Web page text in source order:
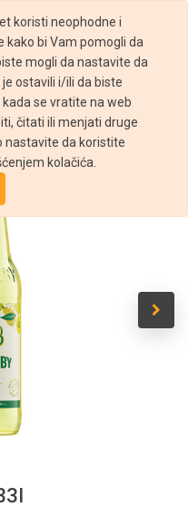
koristi neophodne i
kako bi Vam pomogli da
mogli da nastavite da
ostavili i/ili da biste
se vratite na web
čitati ili menjati druge
nastavite da koristite
kolačića.